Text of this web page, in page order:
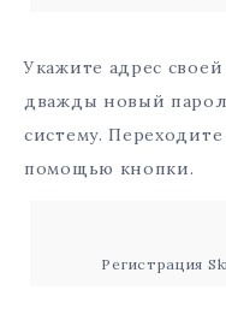
Укажите адрес
дважды новый
систему.
помощью кнопки.
Регистрация